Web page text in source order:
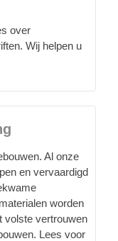
over
Wij helpen u
Al onze
en vervaardigd
worden
volste vertrouwen
Lees voor